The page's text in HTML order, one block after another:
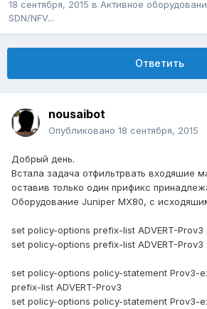
18 сентября, 2015 в Активное
SDN/NFV...
Ответить
nousaibot
Опубликовано 18 сентября, 2015
Добрый день.
Встала задача отфильтрвать входяшие
оставив только один прификс
Оборудование Juniper MX80, с
set policy-options prefix-list ADVERT-Prov3
set policy-options prefix-list ADVERT-Prov3
set policy-options policy-statement Prov3-
prefix-list ADVERT-Prov3
set policy-options policy-statement Prov3-